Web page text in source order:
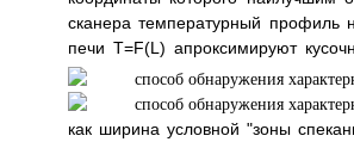
сканера температурный профиль
печи T=F(L) апроксимируют
как ширина условной "зоны